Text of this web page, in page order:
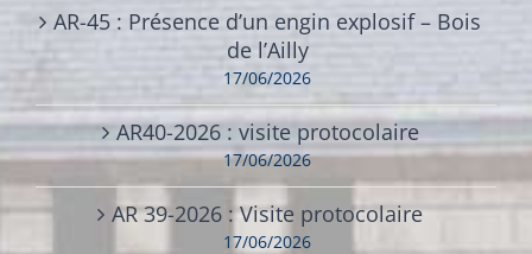
AR-45 : Présence d’un engin explosif – Bois
de l’Ailly
17/06/2026
AR40-2026 : visite protocolaire
17/06/2026
AR 39-2026 : Visite protocolaire
17/06/2026